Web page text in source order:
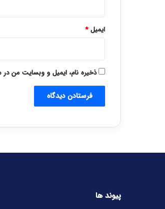
ایمیل*
ذخیره نام، ایمیل و وبسایت من در
پیوند ها